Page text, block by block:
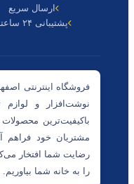
ارسال سریع
پشتیبانی ۲۴ ساعته
فروشگاه اینترنتی
نوشت‌افزار و لوازم
باکیفیت‌ترین
مشتریان خود فراهم
رضایت شما افتخار
را به خانه شما بیاوریم.